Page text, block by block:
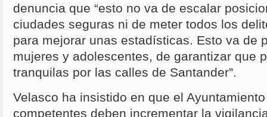
denuncia que “esto no va de escalar
ciudades seguras ni de meter todos los
para mejorar unas estadísticas. Esto va de
mujeres y adolescentes, de garantizar que
tranquilas por las calles de Santander”.
Velasco ha insistido en que el
competentes deben incrementar la